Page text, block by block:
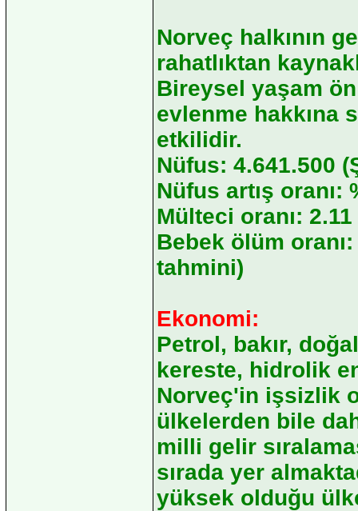
Norveç halkının
rahatlıktan
Bireysel yaşam
evlenme hakkına
etkilidir.
Nüfus: 4.641.500
Nüfus artış oranı:
Mülteci oranı:
Bebek ölüm
tahmini)
Ekonomi:
Petrol, bakır,
kereste, hidrolik
Norveç'in işsizlik
ülkelerden bile
milli gelir
sırada yer
yüksek olduğu